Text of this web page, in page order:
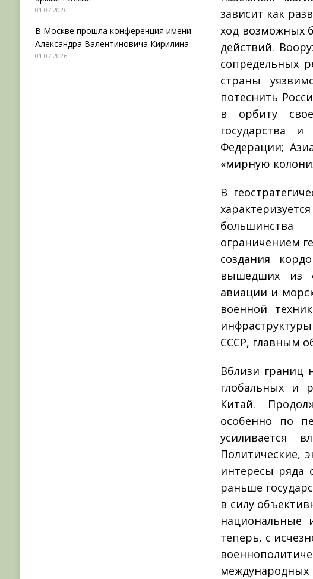
зависит как
ход возможных
действий.
сопредельных
страны
потеснить
в орбиту
государства
Федерации;
«мирную
В
ограничением
создания
вышедших из
авиации и
военной
СССР, главным
Вблизи границ
глобальных и
Китай.
особенно по
усиливается
Политические,
интересы ряда
раньше
в силу
национальные
теперь, с
01.07.2026
В Москве прошла конференция имени
Александра Валентиновича Кирилина
01.07.2026